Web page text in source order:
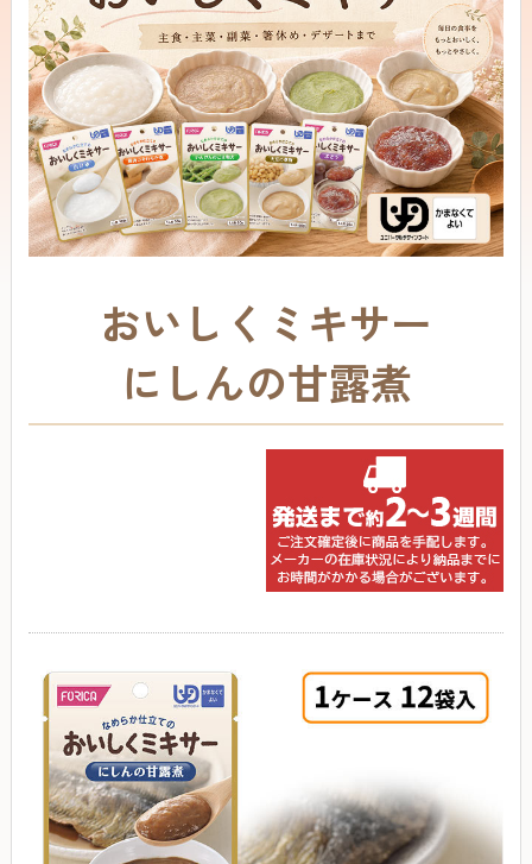
おいしくミキサー
にしんの甘露煮